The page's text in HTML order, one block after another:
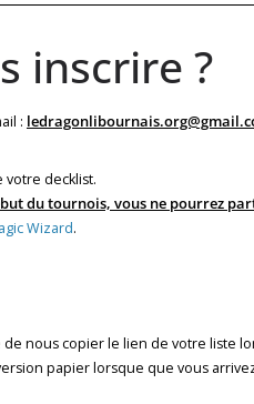
inscrire ?
:
votre decklist.
du tournois, vous ne pourrez
Wizard.
de nous copier le lien de votre liste
papier lorsque que vous